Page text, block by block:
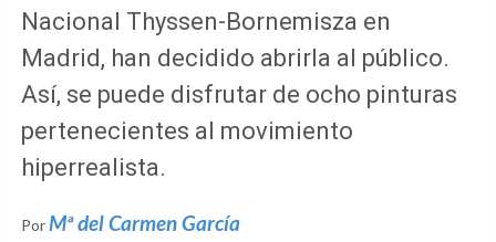
Nacional Thyssen-Bornemisza en
Madrid, han decidido abrirla al público.
Así, se puede disfrutar de ocho pinturas
pertenecientes al movimiento
hiperrealista.
PorMª del Carmen García